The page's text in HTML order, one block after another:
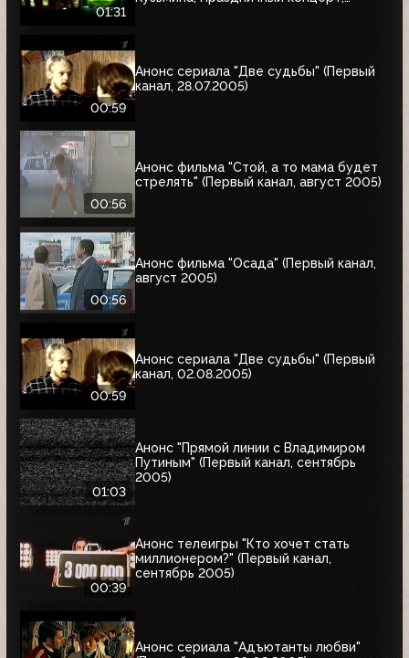
01:31
00:59
Анонс сериала "Две судьбы" (Первый
канал, 28.07.2005)
00:56
Анонс фильма "Стой, а то мама будет
стрелять" (Первый канал, август 2005)
00:56
Анонс фильма "Осада" (Первый канал,
август 2005)
00:59
Анонс сериала "Две судьбы" (Первый
канал, 02.08.2005)
01:03
Анонс "Прямой линии с Владимиром
Путиным" (Первый канал, сентябрь
2005)
00:39
Анонс телеигры "Кто хочет стать
миллионером?" (Первый канал,
сентябрь 2005)
Анонс сериала "Адъютанты любви"